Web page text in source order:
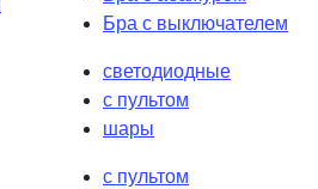
Бра с выключателем
светодиодные
с пультом
шары
с пультом